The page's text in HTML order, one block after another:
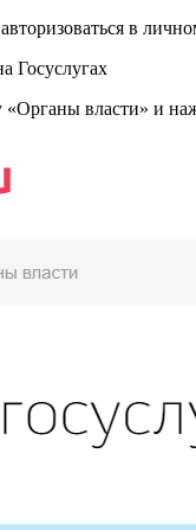
в
«Органы власти» и